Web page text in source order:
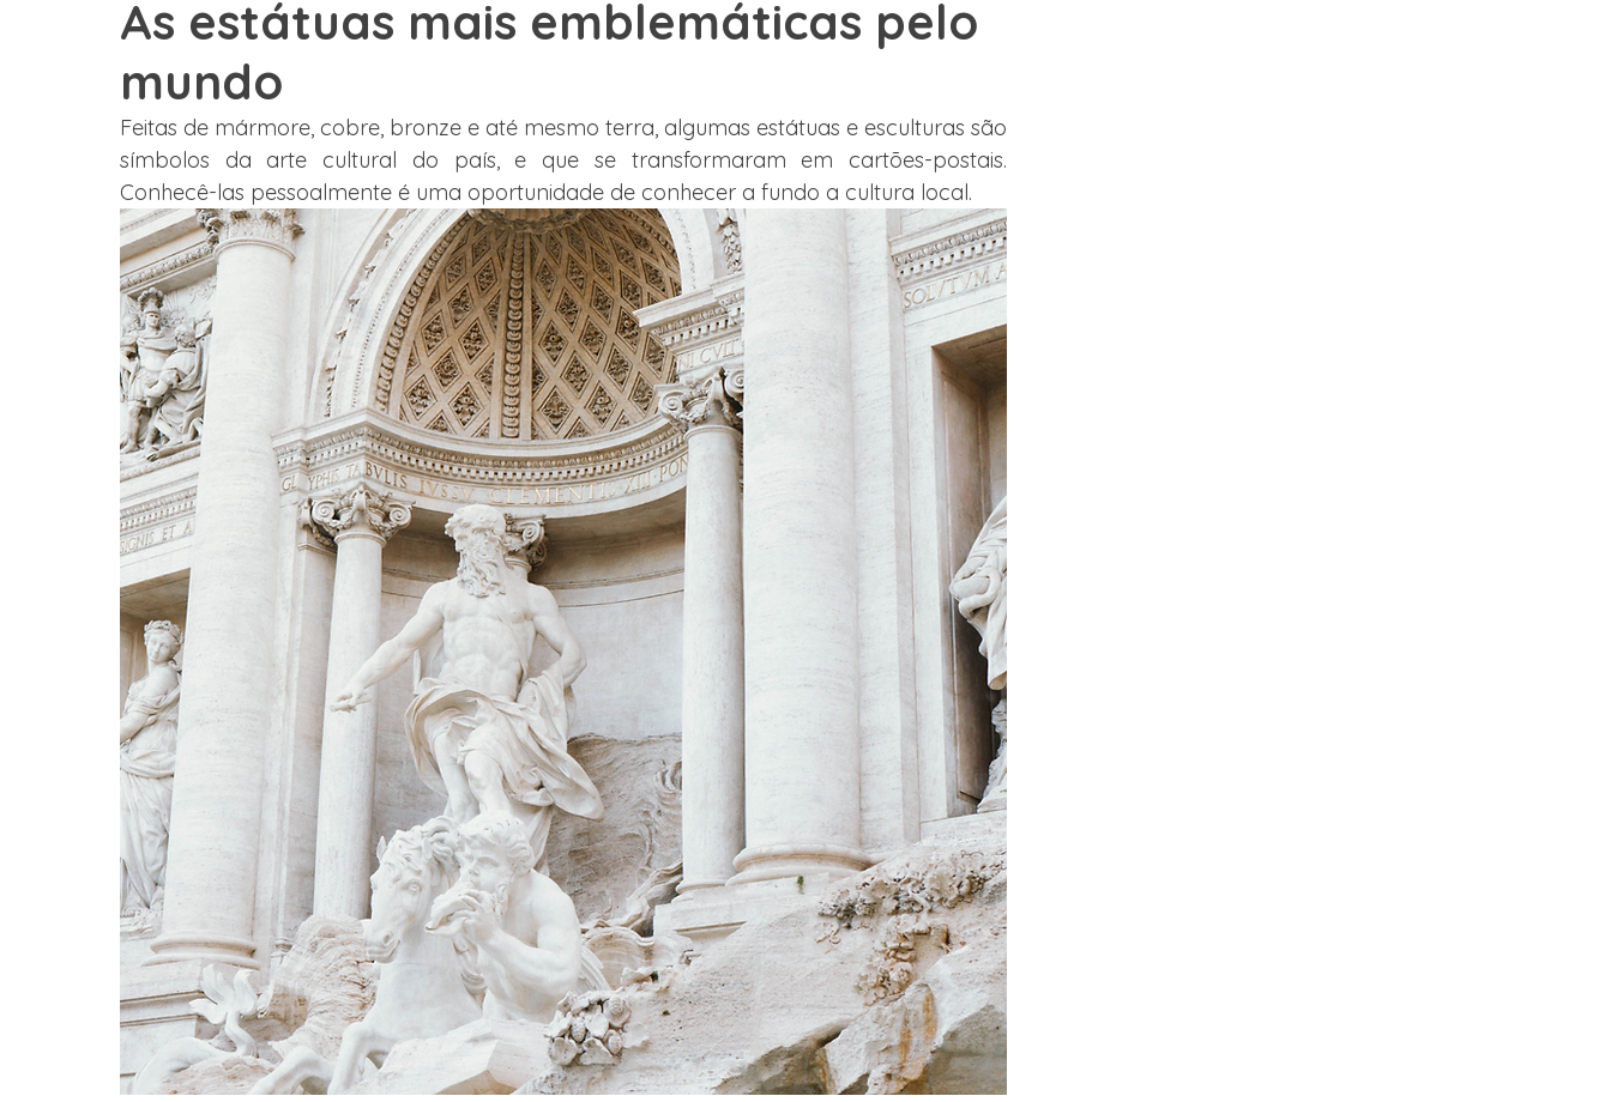
Graduação Austrália
México Depoimento College Canadá
As estátuas mais emblemáticas pelo
mundo
Feitas de mármore, cobre, bronze e até mesmo terra, algumas estátuas e esculturas são
símbolos da arte cultural do país, e que se transformaram em cartões-postais.
Conhecê-las pessoalmente é uma oportunidade de conhecer a fundo a cultura local.